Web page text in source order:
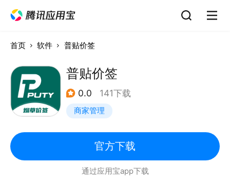
首页 软件 普贴价签
普贴价签
0.0 141下载
商家管理
官方下载
通过应用宝app下载